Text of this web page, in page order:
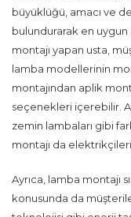
büyüklüğü, amacı ve
bulundurarak en
montajı yapan usta,
lamba modellerinin
montajından aplik
seçenekleri içerebilir.
zemin lambaları gibi
montajı da
Ayrıca, lamba montajı
konusunda da